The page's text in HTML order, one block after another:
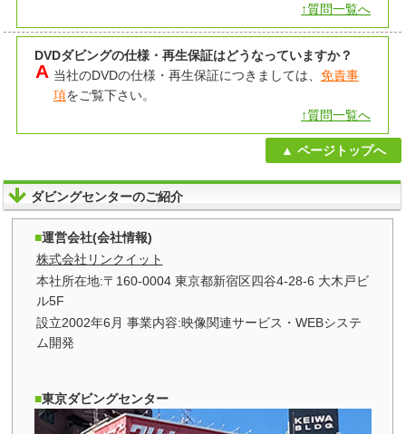
↑質問一覧へ
DVDダビングの仕様・再生保証はどうなっていますか？
当社のDVDの仕様・再生保証につきましては、 免責事
項をご覧下さい。
↑質問一覧へ
ページトップへ
ダビングセンターのご紹介
運営会社(会社情報)
株式会社リンクイット
本社所在地:〒160-0004 東京都新宿区四谷4-28-6 大木戸ビ
ル5F
設立2002年6月 事業内容:映像関連サービス・WEBシステ
ム開発
東京ダビングセンター